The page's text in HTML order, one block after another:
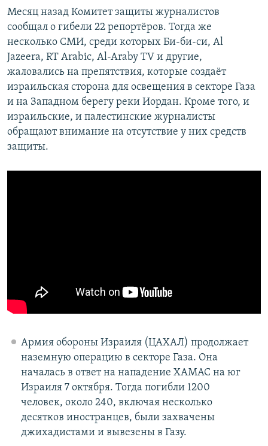
Месяц назад Комитет защиты журналистов
сообщал о гибели 22 репортёров. Тогда же
несколько СМИ, среди которых Би-би-си, Al
Jazeera, RT Arabic, Al-Araby TV и другие,
жаловались на препятствия, которые создаёт
израильская сторона для освещения в секторе Газа
и на Западном берегу реки Иордан. Кроме того, и
израильские, и палестинские журналисты
обращают внимание на отсутствие у них средств
защиты.
Армия обороны Израиля (ЦАХАЛ) продолжает
наземную операцию в секторе Газа. Она
началась в ответ на нападение ХАМАС на юг
Израиля 7 октября. Тогда погибли 1200
человек, около 240, включая несколько
десятков иностранцев, были захвачены
джихадистами и вывезены в Газу.